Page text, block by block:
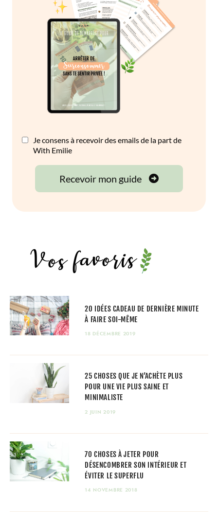
20 IDÉES CADEAU DE DERNIÈRE MINUTE
À FAIRE SOI-MÊME
18 DÉCEMBRE 2019
25 CHOSES QUE JE N’ACHÈTE PLUS
POUR UNE VIE PLUS SAINE ET
MINIMALISTE
2 JUIN 2019
70 CHOSES À JETER POUR
DÉSENCOMBRER SON INTÉRIEUR ET
ÉVITER LE SUPERFLU
14 NOVEMBRE 2018